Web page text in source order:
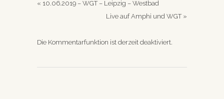
« 10.06.2019 – WGT – Leipzig – Westbad
Live auf Amphi und WGT»
Die Kommentarfunktion ist derzeit deaktiviert.